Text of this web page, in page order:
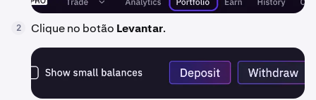
2 Clique no botão Levantar.